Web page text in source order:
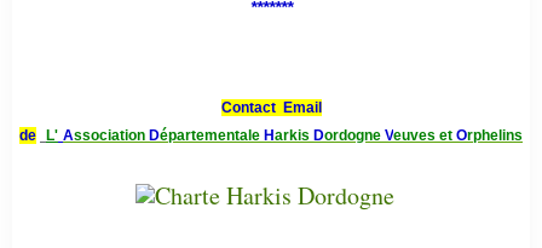
*******
Contact Email
de
L' Association Départementale Harkis Dordogne Veuves et Orphelins